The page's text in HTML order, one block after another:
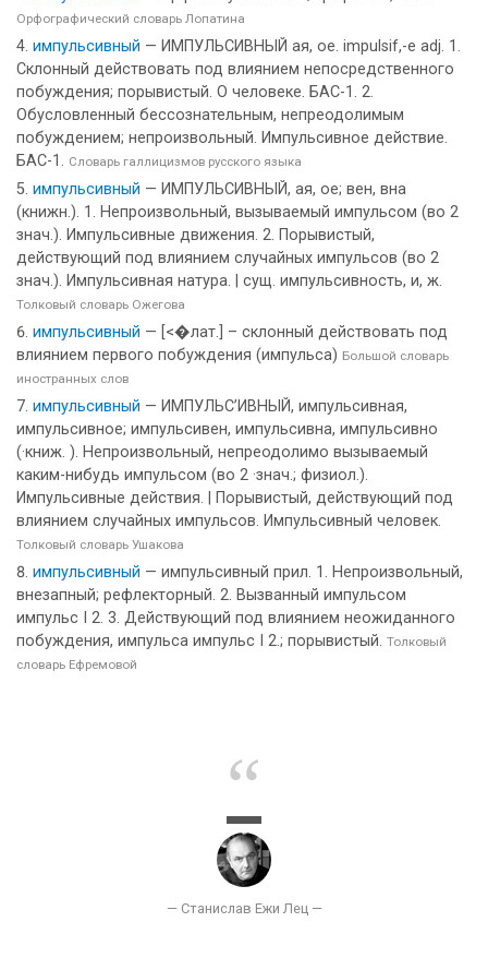
Орфографический словарь Лопатина
импульсивный — ИМПУЛЬСИВНЫЙ ая, ое. impulsif,-e adj. 1.
Склонный действовать под влиянием непосредственного
побуждения; порывистый. О человеке. БАС-1. 2.
Обусловленный бессознательным, непреодолимым
побуждением; непроизвольный. Импульсивное действие.
БАС-1. Словарь галлицизмов русского языка
импульсивный — ИМПУЛЬСИВНЫЙ, ая, ое; вен, вна
(книжн.). 1. Непроизвольный, вызываемый импульсом (во 2
знач.). Импульсивные движения. 2. Порывистый,
действующий под влиянием случайных импульсов (во 2
знач.). Импульсивная натура. | сущ. импульсивность, и, ж.
Толковый словарь Ожегова
импульсивный — [<�лат.] – склонный действовать под
влиянием первого побуждения (импульса) Большой словарь
иностранных слов
импульсивный — ИМПУЛЬС’ИВНЫЙ, импульсивная,
импульсивное; импульсивен, импульсивна, импульсивно
(·книж. ). Непроизвольный, непреодолимо вызываемый
каким-нибудь импульсом (во 2 ·знач.; физиол.).
Импульсивные действия. | Порывистый, действующий под
влиянием случайных импульсов. Импульсивный человек.
Толковый словарь Ушакова
импульсивный — импульсивный прил. 1. Непроизвольный,
внезапный; рефлекторный. 2. Вызванный импульсом
импульс I 2. 3. Действующий под влиянием неожиданного
побуждения, импульса импульс I 2.; порывистый. Толковый
словарь Ефремовой